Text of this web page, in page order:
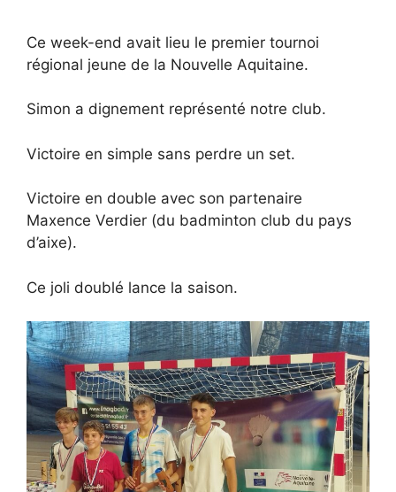
Ce week-end avait lieu le premier tournoi
régional jeune de la Nouvelle Aquitaine.
Simon a dignement représenté notre club.
Victoire en simple sans perdre un set.
Victoire en double avec son partenaire
Maxence Verdier (du badminton club du pays
d’aixe).
Ce joli doublé lance la saison.